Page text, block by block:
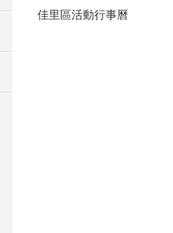
佳里區活動行事曆